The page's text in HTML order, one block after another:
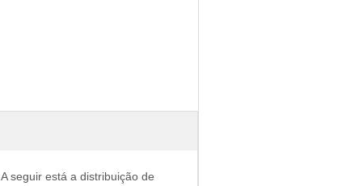
A seguir está a distribuição de